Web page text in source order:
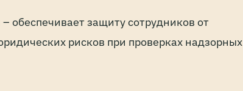
обеспечивает защиту сотрудников от
рисков при проверках надзорных